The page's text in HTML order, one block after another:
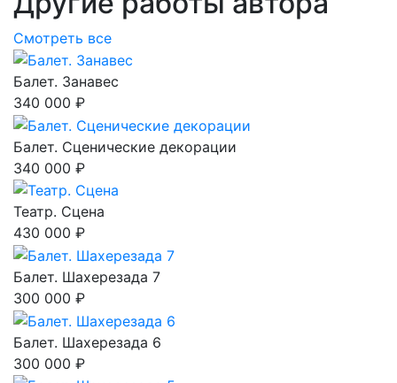
Смотреть все
Балет. Занавес
340 000 ₽
Балет. Сценические декорации
340 000 ₽
Театр. Сцена
430 000 ₽
Балет. Шахерезада 7
300 000 ₽
Балет. Шахерезада 6
300 000 ₽